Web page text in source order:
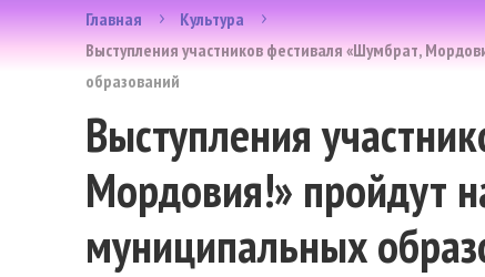
Главная
Культура
Выступления участников фестиваля «Шумбрат,
образований
Выступления
Мордовия!» пройдут
муниципальных